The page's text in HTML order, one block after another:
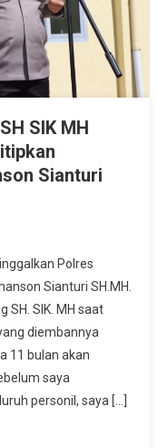
SIK MH
Sianturi
Polres
Sianturi SH.MH.
SH. SIK. MH saat
diembannya
11 bulan akan
saya
personil, saya […]